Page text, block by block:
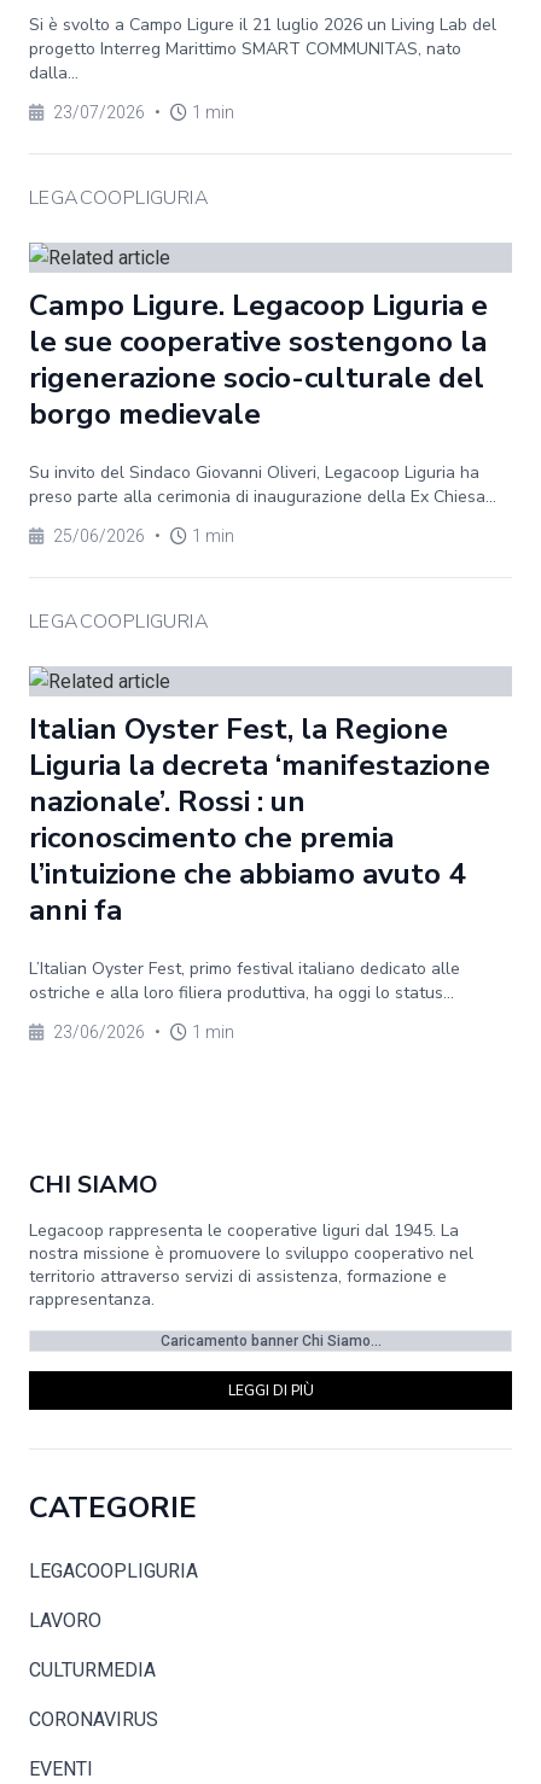
Si è svolto a Campo Ligure il 21 luglio 2026 un Living Lab del
progetto Interreg Marittimo SMART COMMUNITAS, nato
dalla...
23/07/2026 • 1 min
LEGACOOPLIGURIA
Campo Ligure. Legacoop Liguria e
le sue cooperative sostengono la
rigenerazione socio-culturale del
borgo medievale
Su invito del Sindaco Giovanni Oliveri, Legacoop Liguria ha
preso parte alla cerimonia di inaugurazione della Ex Chiesa...
25/06/2026 • 1 min
LEGACOOPLIGURIA
Italian Oyster Fest, la Regione
Liguria la decreta ‘manifestazione
nazionale’. Rossi : un
riconoscimento che premia
l’intuizione che abbiamo avuto 4
anni fa
L’Italian Oyster Fest, primo festival italiano dedicato alle
ostriche e alla loro filiera produttiva, ha oggi lo status...
23/06/2026 • 1 min
CHI SIAMO
Legacoop rappresenta le cooperative liguri dal 1945. La
nostra missione è promuovere lo sviluppo cooperativo nel
territorio attraverso servizi di assistenza, formazione e
rappresentanza.
Caricamento banner Chi Siamo...
LEGGI DI PIÙ
CATEGORIE
LEGACOOPLIGURIA
LAVORO
CULTURMEDIA
CORONAVIRUS
EVENTI